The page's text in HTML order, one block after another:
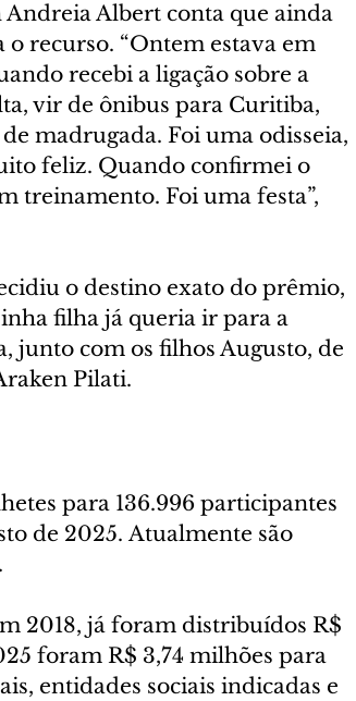
Albert conta que ainda
recurso. “Ontem estava em
recebi a ligação sobre a
vir de ônibus para Curitiba,
madrugada. Foi uma odisseia,
feliz. Quando confirmei o
treinamento. Foi uma festa”,
o destino exato do prêmio,
filha já queria ir para a
junto com os filhos Augusto, de
Pilati.
para 136.996 participantes
de 2025. Atualmente são
2018, já foram distribuídos R$
foram R$ 3,74 milhões para
entidades sociais indicadas e